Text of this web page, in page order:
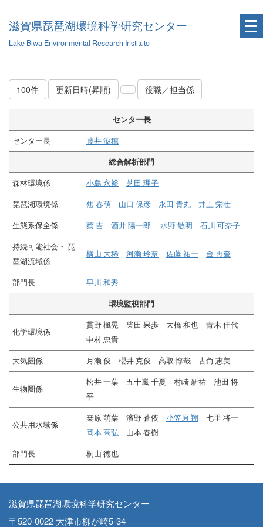
滋賀県琵琶湖環境科学研究センター
Lake Biwa Environmental Research Institute
100件 更新日時(昇順) 役職／担当係
センター長
センター長
藤井 滋穂
総合解析部門
森林環境係
小島 永裕
芝田 理子
琵琶湖環境係
焦 春萌 山口 保彦 永田 貴丸
井上 栄壮
生態系保全係
蔡 吉 酒井 陽一郎 水野 敏明
石川 可奈子
持続可能社会・ 琵
琶湖流域係
横山 大稀 河瀬 玲奈 佐藤 祐一 金 再奎
部門長
早川 和秀
環境監視部門
化学環境係
貫野 楓晃 柴田 果歩 大橋 和也 青木 佳代
中村 忠貴
大気圏係
月瀬 俊 櫻井 克俊 高取 惇哉 古角 恵美
生物圏係
松井 一葉 五十嵐 千夏 村崎 新祐 池田 将
平
公共用水域係
桒原 萌葉 濱野 蒼依 小笠原 翔 七里 将一
岡本 高弘 山本 春樹
部門長
桐山 徳也
滋賀県琵琶湖環境科学研究センター
〒520-0022 大津市柳が崎5-34